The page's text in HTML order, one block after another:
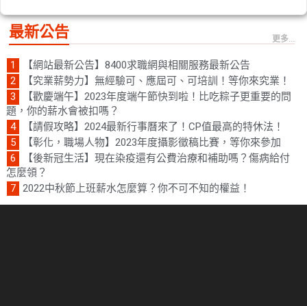
最新公告 更多...
【網站最新公告】8400求職網與相關服務最新公告
【究業薪勢力】無經驗可、應屆可、可培訓！等你來究業！
【歡慶端午】2023年度端午節快到啦！比吃粽子更重要的問
題，你的薪水會被扣嗎？
【請假攻略】2024最新行事曆來了！CP值最高的特休法！
【彰化，職場人物】2023年度攝影徵稿比賽，等你來參加
【後新冠生活】現在染疫還有公費治療和補助嗎？傷病給付
怎麼領？
2022中秋節上班薪水怎麼算？你不可不知的權益！